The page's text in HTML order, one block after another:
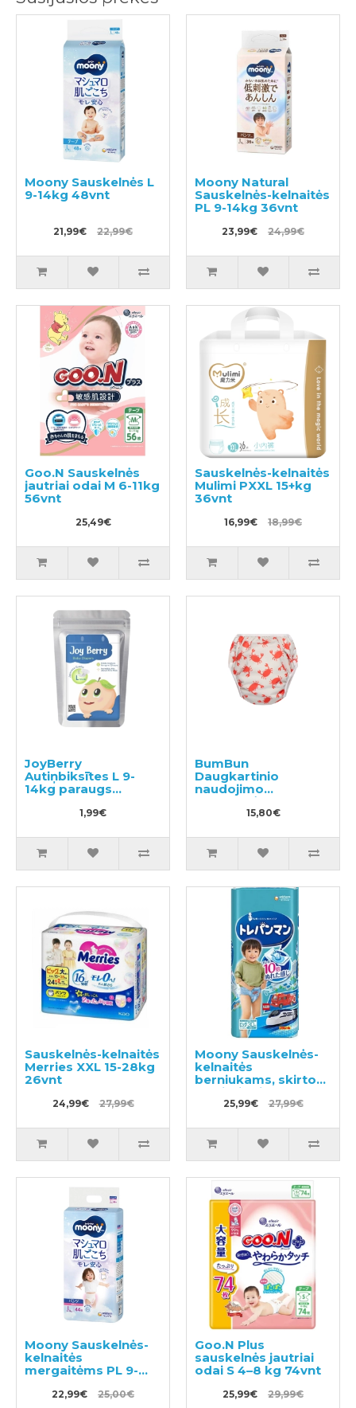
Moony Sauskelnės L
9-14kg 48vnt
21,99€ 22,99€
Moony Natural
Sauskelnės-kelnaitės
PL 9-14kg 36vnt
23,99€ 24,99€
Goo.N Sauskelnės
jautriai odai M 6-11kg
56vnt
25,49€
Sauskelnės-kelnaitės
Mulimi PXXL 15+kg
36vnt
16,99€ 18,99€
JoyBerry
Autiņbiksītes L 9-
14kg paraugs
1,99€
BumBun
Daugkartinio
naudojimo
sauskelnės
plaukimui ir tualeto
15,80€
Sauskelnės-kelnaitės
Merries XXL 15-28kg
26vnt
24,99€ 27,99€
Moony Sauskelnės-
kelnaitės
berniukams, skirtos
pratinti prie tualeto
BIG 12-22kg 30vnt
25,99€ 27,99€
Moony Sauskelnės-
kelnaitės
mergaitėms PL 9-
22,99€ 25,00€
Goo.N Plus
sauskelnės jautriai
odai S 4–8 kg 74vnt
25,99€ 29,99€